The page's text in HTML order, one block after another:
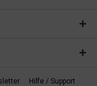
Hilfe / Support